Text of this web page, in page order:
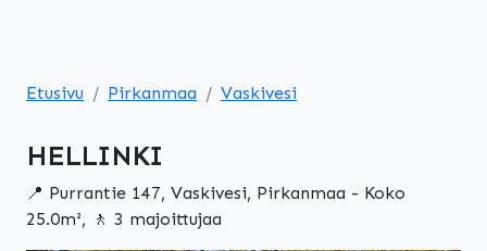
Etusivu Pirkanmaa Vaskivesi
HELLINKI
📍 Purrantie 147, Vaskivesi, Pirkanmaa - Koko
25.0m², 🚶 3 majoittujaa